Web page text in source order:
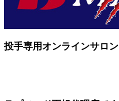
投手専用オンラインサロン